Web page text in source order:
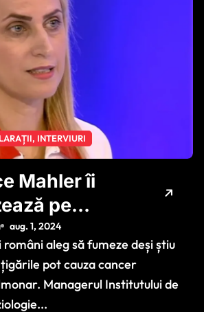
INTERVIURI
Mahler îi
pe
Consumul
și cafea
cancer
aug. 1, 2024
români aleg să fumeze deși știu
pot cauza cancer
Managerul Institutului de